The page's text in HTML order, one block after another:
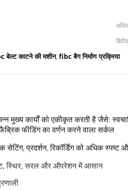
बेल्ट काटने की मशीन, fibc बैग निर्माण प्रक्रिया
मुख्य कार्यों को एकीकृत करती है जैसे:
फीडिंग का वर्णन करने वाला सर्कल
सेटिंग, प्रदर्शन, रिकॉर्डिंग को अधिक
स्थिर, सरल और ऑपरेशन में आसान